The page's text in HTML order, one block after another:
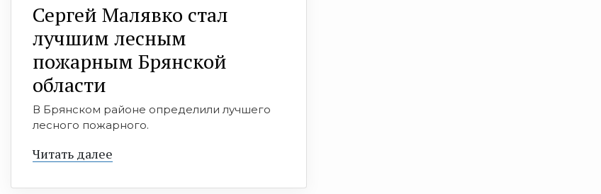
Сергей Малявко стал
лучшим лесным
пожарным Брянской
области
В Брянском районе определили лучшего
лесного пожарного.
Читать далее